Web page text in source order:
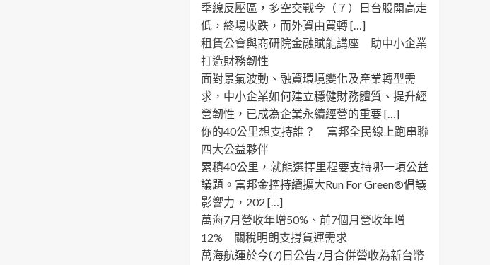
季線反壓區，多空交戰今（７）日台股開高走
低，終場收跌，而外資由買轉 […]
租賃公會與商研院金融賦能講座 助中小企業
打造財務韌性
面對景氣波動、融資環境變化及產業轉型需
求，中小企業如何建立穩健財務體質、提升經
營韌性，已成為企業永續經營的重要 […]
你的40公里想支持誰？ 富邦全民線上跑串聯
四大公益夥伴
累積40公里，就能選擇里程要支持哪一項公益
議題。富邦金控持續擴大Run For Green®倡議
影響力，202 […]
萬海7月營收年增50%、前7個月營收年增
12% 關稅明朗支撐貨運需求
萬海航運於今(7)日公告7月合併營收為新台幣